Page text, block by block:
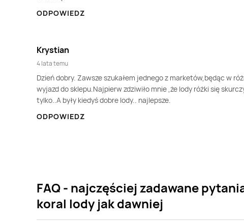
ODPOWIEDZ
Krystian
4 lata temu
Dzień dobry. Zawsze szukałem jednego z marketów,będąc w
wyjazd do sklepu.Najpierw zdziwiło mnie ,że lody różki się
tylko..A były kiedyś dobre lody.. najlepsze.
ODPOWIEDZ
FAQ - najczęściej zadawane
koral lody jak dawniej